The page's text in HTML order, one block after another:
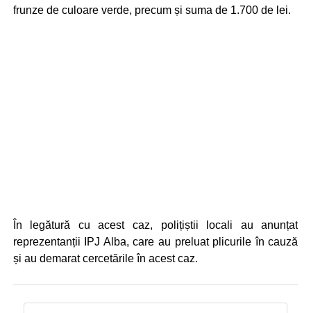
frunze de culoare verde, precum și suma de 1.700 de lei.
În legătură cu acest caz, polițiștii locali au anunțat
reprezentanții IPJ Alba, care au preluat plicurile în cauză
și au demarat cercetările în acest caz.